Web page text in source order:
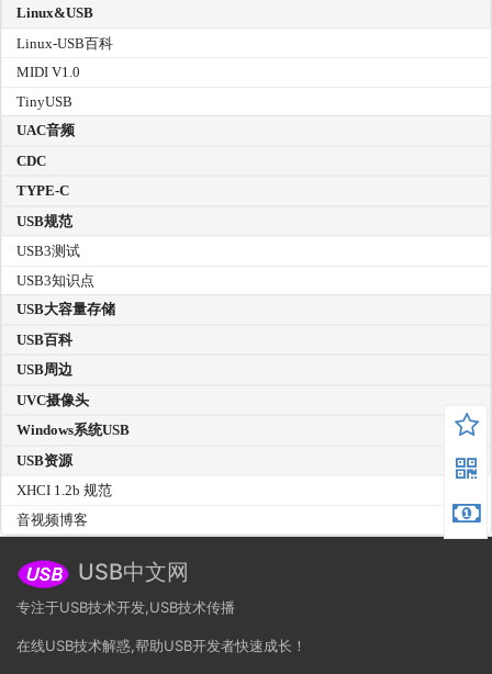
Linux&USB
Linux-USB百科
MIDI V1.0
TinyUSB
UAC音频
CDC
TYPE-C
USB规范
USB3测试
USB3知识点
USB大容量存储
USB百科
USB周边
UVC摄像头
Windows系统USB
USB资源
XHCI 1.2b 规范
音视频博客
USB中文网
专注于USB技术开发,USB技术传播
在线USB技术解惑,帮助USB开发者快速成长！